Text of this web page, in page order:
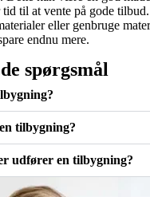
til at vente på gode
eller genbruge
endnu mere.
spørgsmål
tilbygning?
udfører en tilbygning?